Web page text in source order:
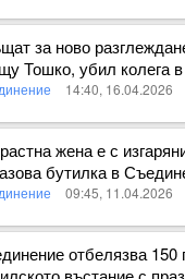
за ново
Тошко, убил колега
14:40, 16.04.2026
жена е с
бутилка в
09:45, 11.04.2026
отбелязва 150